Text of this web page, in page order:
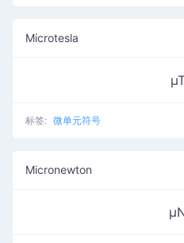
Microtesla
标签: 微单元符号
Micronewton